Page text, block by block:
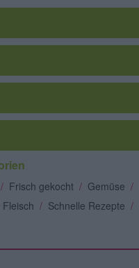
/ Frisch gekocht / Gemüse /
Fleisch / Schnelle Rezepte /